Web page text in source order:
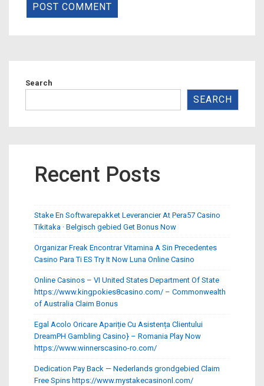
Search
SEARCH
Recent Posts
Stake En Softwarepakket Leverancier At Pera57 Casino
Tikitaka · Belgisch gebied Get Bonus Now
Organizar Freak Encontrar Vitamina A Sin Precedentes
Casino Para Ti ES Try It Now Luna Online Casino
Online Casinos – VI United States Department Of State
https://www.kingpokies8casino.com/ – Commonwealth
of Australia Claim Bonus
Egal Acolo Oricare Apariție Cu Asistența Clientului
DreamPH Gambling Casino} – Romania Play Now
https://www.winnerscasino-ro.com/
Dedication Pay Back — Nederlands grondgebied Claim
Free Spins https://www.mystakecasinonl.com/